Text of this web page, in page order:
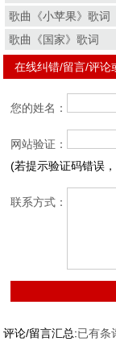
歌曲《小苹果》歌词
歌曲《国家》歌词
在线纠错/留言/评论
您的姓名：
网站验证：
(若提示验证码错误
联系方式：
评论/留言汇总:已有条